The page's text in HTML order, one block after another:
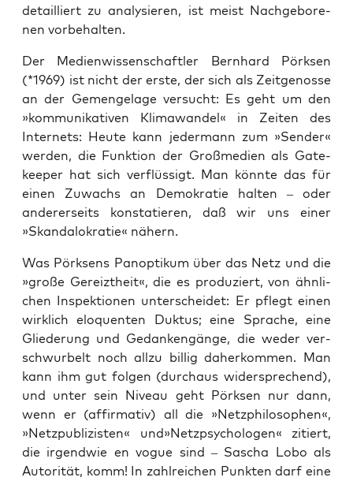
detail­liert zu ana­ly­sie­ren, ist meist Nach­ge­bo­re­
nen vorbehalten.
Der Medi­en­wis­sen­schaft­ler Bern­hard Pörk­sen
(*1969) ist nicht der ers­te, der sich als Zeit­ge­nos­se
an der Gemenge­la­ge ver­sucht: Es geht um den
»kom­mu­ni­ka­ti­ven Kli­ma­wan­del« in Zei­ten des
Inter­nets: Heu­te kann jeder­mann zum »Sen­der«
wer­den, die Funk­ti­on der Groß­me­di­en als Gate­
kee­per hat sich ver­flüs­sigt. Man könn­te das für
einen Zuwachs an Demo­kra­tie hal­ten – oder
ande­rer­seits kon­sta­tie­ren, daß wir uns einer
»Skan­da­lok­ra­tie« nähern.
Was Pörk­sens Pan­op­ti­kum über das Netz und die
»gro­ße Gereizt­heit«, die es pro­du­ziert, von ähn­li­
chen Inspek­tio­nen unter­schei­det: Er pflegt einen
wirk­lich elo­quen­ten Duk­tus; eine Spra­che, eine
Glie­de­rung und Gedan­ken­gän­ge, die weder ver­
schwur­belt noch all­zu bil­lig daher­kom­men. Man
kann ihm gut fol­gen (durch­aus wider­spre­chend),
und unter sein Niveau geht Pörk­sen nur dann,
wenn er (affir­ma­tiv) all die »Netz­phi­lo­so­phen«,
»Netz­pu­bli­zis­ten« und»Netzpsychologen« zitiert,
die irgend­wie en vogue sind – Sascha Lobo als
Auto­ri­tät, komm! In zahl­rei­chen Punk­ten darf eine